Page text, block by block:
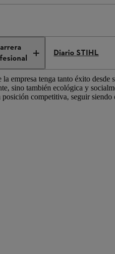
Diario STIHL
empresa tenga tanto éxito desde
sino también ecológica y
competitiva, seguir siendo